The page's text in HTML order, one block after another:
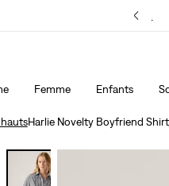
Détails
Femme Enfants
Harlie Novelty Boyfriend Shirt